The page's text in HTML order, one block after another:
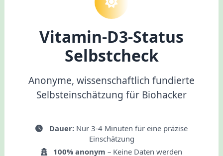
Vitamin-D3-Status
Selbstcheck
Anonyme, wissenschaftlich fundierte
Selbsteinschätzung für Biohacker
Dauer:Nur 3-4 Minuten für eine präzise
Einschätzung
100% anonym – Keine Daten werden